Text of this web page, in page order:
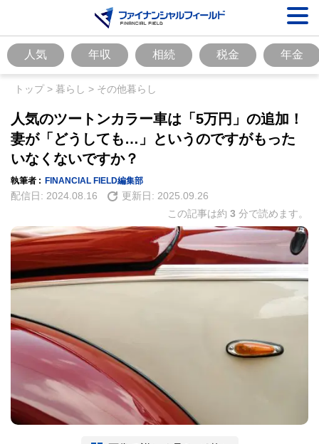
人気 年収 相続 税金 年金
トップ> 暮らし > その他暮らし
人気のツートンカラー車は「5万円」の追加！
妻が「どうしても…」というのですがもった
いなくないですか？
執筆者 : FINANCIAL FIELD編集部
配信日: 2024.08.16 更新日: 2025.09.26
この記事は約 3 分で読めます。